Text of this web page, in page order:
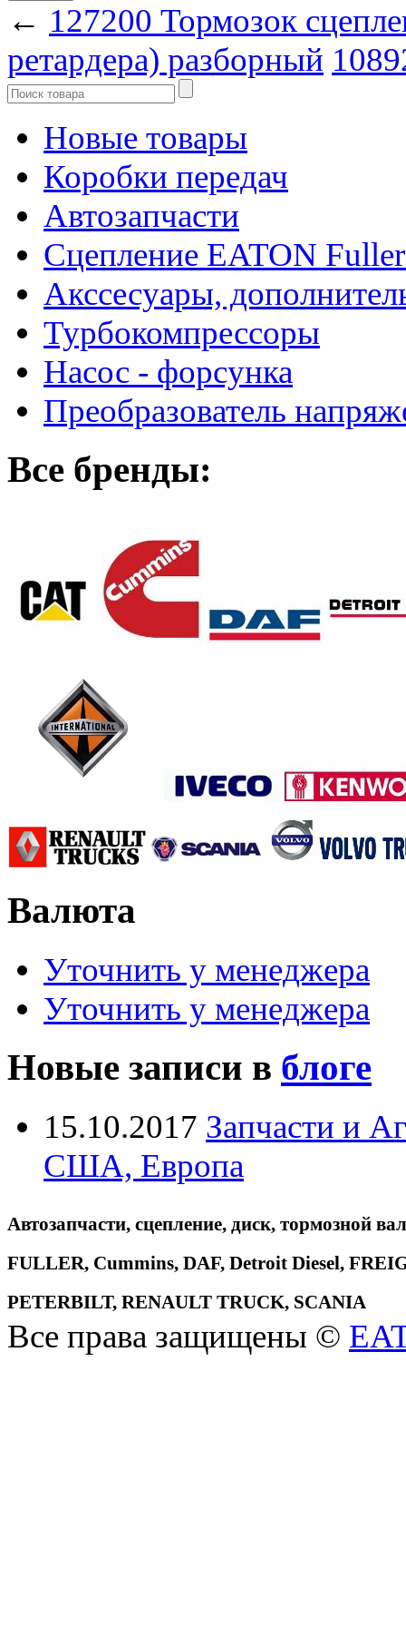
← 127200 Тормозок
ретардера) разборный
Новые товары
Коробки передач
Автозапчасти
Сцепление EATON
Акссесуары,
Турбокомпрессоры
Насос - форсунка
Преобразователь
Все бренды:
Валюта
Уточнить у менеджера
Уточнить у менеджера
Новые записи в блоге
15.10.2017 Запчасти и
США, Европа
Автозапчасти, сцепление, диск, тормозной
FULLER, Cummins, DAF, Detroit Diesel,
PETERBILT, RENAULT TRUCK, SCANIA
Все права защищены ©